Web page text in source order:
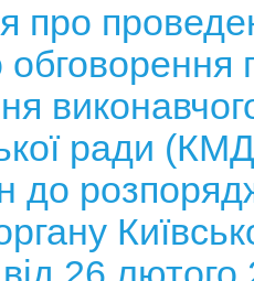
про
обговорення
ради
до